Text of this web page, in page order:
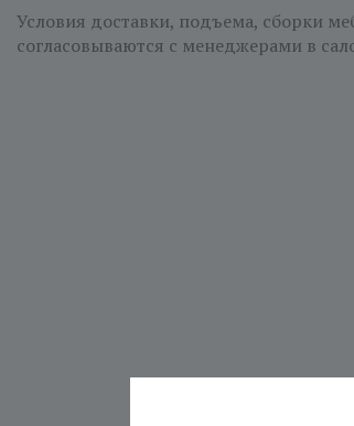
Условия доставки, подъема, сборки
согласовываются с менеджерами в